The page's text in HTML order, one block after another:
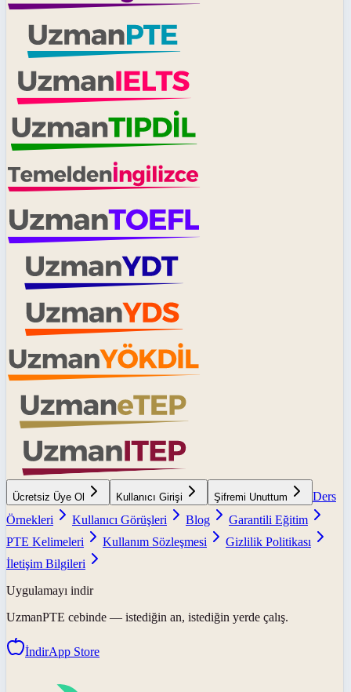
Ücretsiz Üye Ol Kullanıcı Girişi Şifremi Unuttum
Ders
Örnekleri
Kullanıcı Görüşleri Blog
Garantili Eğitim
PTE Kelimeleri
Kullanım Sözleşmesi
Gizlilik Politikası
İletişim Bilgileri
Uygulamayı indir
UzmanPTE cebinde — istediğin an, istediğin yerde çalış.
İndirApp Store